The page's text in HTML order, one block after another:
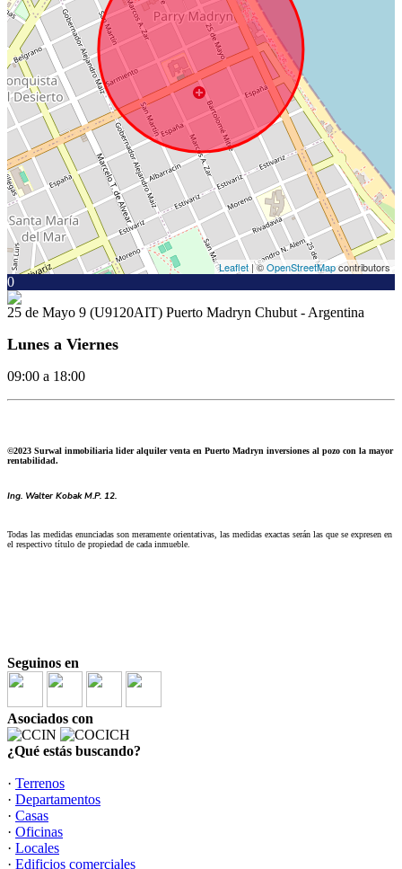
Leaflet | ©OpenStreetMapcontributors
0
25 de Mayo 9 (U9120AIT) Puerto Madryn Chubut - Argentina
Lunes a Viernes
09:00 a 18:00
©2023 Surwal inmobiliaria lider alquiler venta en Puerto Madryn inversiones al pozo con la mayor
rentabilidad.
Ing. Walter Kobak M.P. 12.
Todas las medidas enunciadas son meramente orientativas, las medidas exactas serán las que se expresen en
el respectivo título de propiedad de cada inmueble.
Seguinos en
Asociados con
¿Qué estás buscando?
· Terrenos
· Departamentos
· Casas
· Oficinas
· Locales
· Edificios comerciales